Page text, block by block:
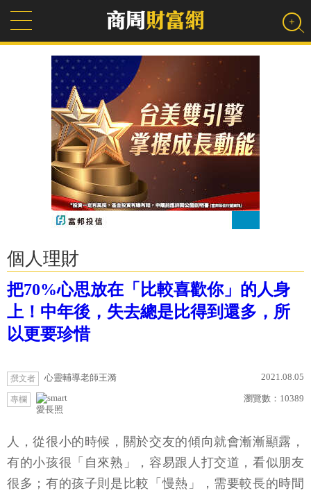
個人理財
把70%心思放在「比較喜歡你」的人身
上！中年後，失去總是比得到還多，所
以更要珍惜
撰文者 心靈輔導老師王漪 2021.08.05
專欄
愛長照
瀏覽數： 10389
人，從很小的時候，關於交友的傾向就會漸漸顯露，
有的小孩很「自來熟」，容易跟人打交道，看似朋友
很多；有的孩子則是比較「慢熱」，需要較長的時間